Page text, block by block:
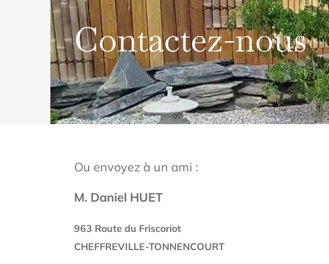
Contactez-nous
Ou envoyez à un ami :
M. Daniel HUET
963 Route du Friscoriot
CHEFFREVILLE-TONNENCOURT